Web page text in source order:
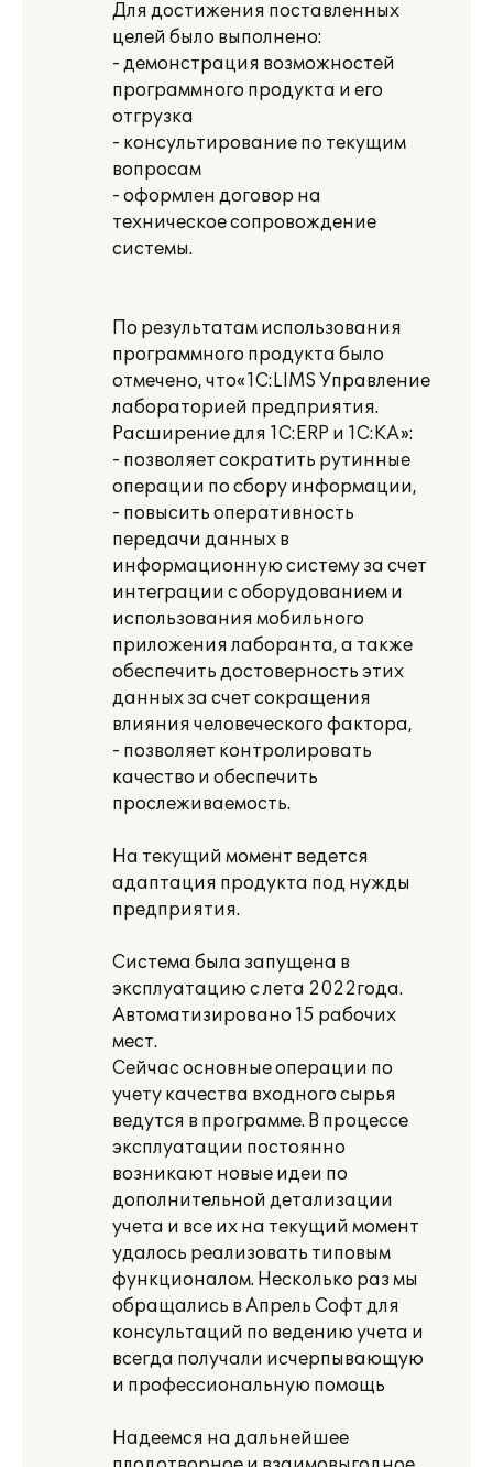
Для достижения поставленных
целей было выполнено:
- демонстрация возможностей
программного продукта и его
отгрузка
- консультирование по текущим
вопросам
- оформлен договор на
техническое сопровождение
системы.
По результатам использования
программного продукта было
отмечено, что«1С:LIMS Управление
лабораторией предприятия.
Расширение для 1С:ERP и 1С:КА»:
- позволяет сократить рутинные
операции по сбору информации,
- повысить оперативность
передачи данных в
информационную систему за счет
интеграции с оборудованием и
использования мобильного
приложения лаборанта, а также
обеспечить достоверность этих
данных за счет сокращения
влияния человеческого фактора,
- позволяет контролировать
качество и обеспечить
прослеживаемость.
На текущий момент ведется
адаптация продукта под нужды
предприятия.
Система была запущена в
эксплуатацию с лета 2022года.
Автоматизировано 15 рабочих
мест.
Сейчас основные операции по
учету качества входного сырья
ведутся в программе. В процессе
эксплуатации постоянно
возникают новые идеи по
дополнительной детализации
учета и все их на текущий момент
удалось реализовать типовым
функционалом. Несколько раз мы
обращались в Апрель Софт для
консультаций по ведению учета и
всегда получали исчерпывающую
и профессиональную помощь
Надеемся на дальнейшее